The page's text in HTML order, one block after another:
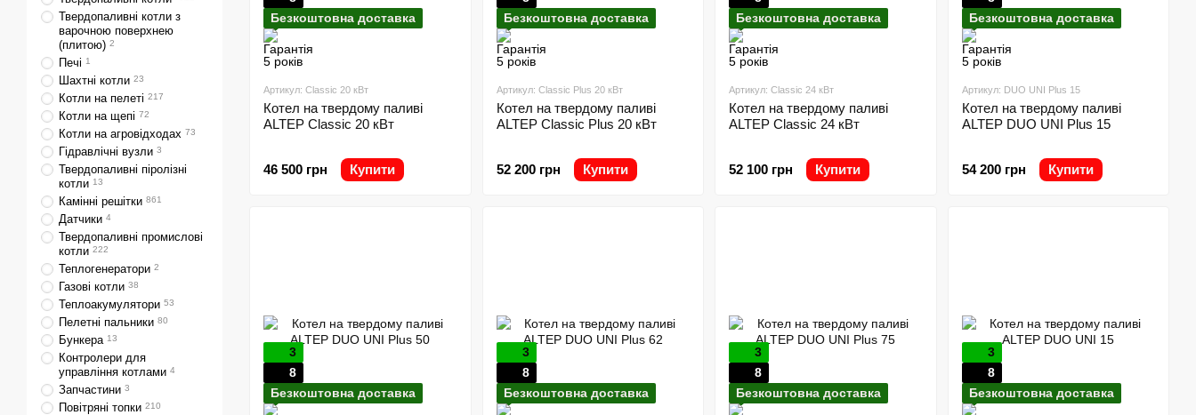
Безкоштовна доставка
Артикул: Classic 20 кВт
Котел на твердому паливі
ALTEP Classic 20 кВт
46 500 грн Купити
Безкоштовна доставка
Артикул: Classic Plus 20 кВт
Котел на твердому паливі
ALTEP Classic Plus 20 кВт
52 200 грн Купити
Безкоштовна доставка
Артикул: Classic 24 кВт
Котел на твердому паливі
ALTEP Classic 24 кВт
52 100 грн Купити
Безкоштовна доставка
Артикул: DUO UNI Plus 15
Котел на твердому паливі
ALTEP DUO UNI Plus 15
54 200 грн Купити
3
8
Безкоштовна доставка
3
8
Безкоштовна доставка
3
8
Безкоштовна доставка
3
8
Безкоштовна доставка
Твердопаливні котли з
варочною поверхнею
(плитою) 2
Печі 1
Шахтні котли 23
Котли на пелеті 217
Котли на щепі 72
Котли на агровідходах 73
Гідравлічні вузли 3
Твердопаливні піролізні
котли 13
Камінні решітки 861
Датчики 4
Твердопаливні промислові
котли 222
Теплогенератори 2
Газові котли 38
Теплоакумулятори 53
Пелетні пальники 80
Бункера 13
Контролери для
управління котлами 4
Запчастини 3
Повітряні топки 210